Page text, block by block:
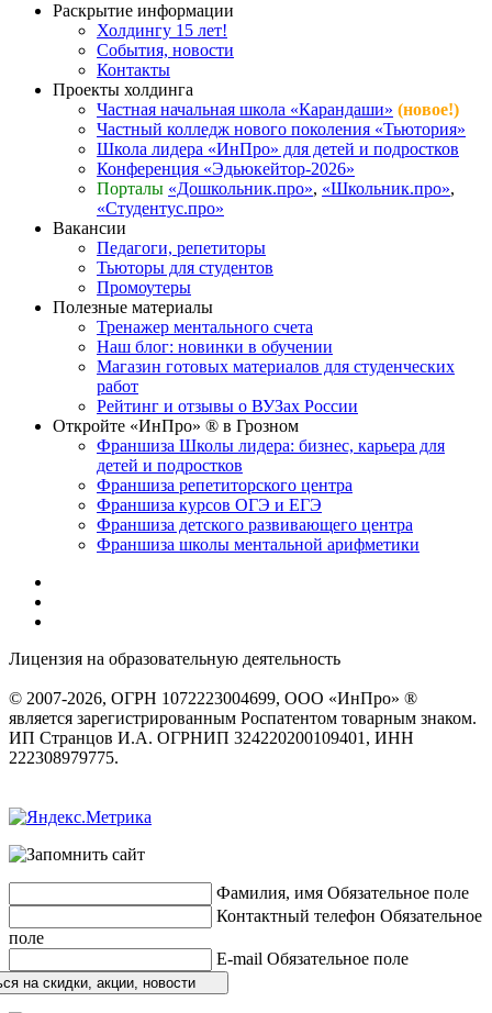
Раскрытие информации
Холдингу 15 лет!
События, новости
Контакты
Проекты холдинга
Частная начальная школа «Карандаши» (новое!)
Частный колледж нового поколения «Тьютория»
Школа лидера «ИнПро» для детей и подростков
Конференция «Эдьюкейтор-2026»
Порталы «Дошкольник.про», «Школьник.про»,
«Студентус.про»
Вакансии
Педагоги, репетиторы
Тьюторы для студентов
Промоутеры
Полезные материалы
Тренажер ментального счета
Наш блог: новинки в обучении
Магазин готовых материалов для студенческих
работ
Рейтинг и отзывы о ВУЗах России
Откройте «ИнПро» ® в Грозном
Франшиза Школы лидера: бизнес, карьера для
детей и подростков
Франшиза репетиторского центра
Франшиза курсов ОГЭ и ЕГЭ
Франшиза детского развивающего центра
Франшиза школы ментальной арифметики
Лицензия на образовательную деятельность
© 2007-2026, ОГРН 1072223004699, ООО «ИнПро» ®
является зарегистрированным Роспатентом товарным знаком.
ИП Странцов И.А. ОГРНИП 324220200109401, ИНН
222308979775.
Фамилия, имя Обязательное поле
Контактный телефон Обязательное
поле
E-mail Обязательное поле
на скидки, акции, новости